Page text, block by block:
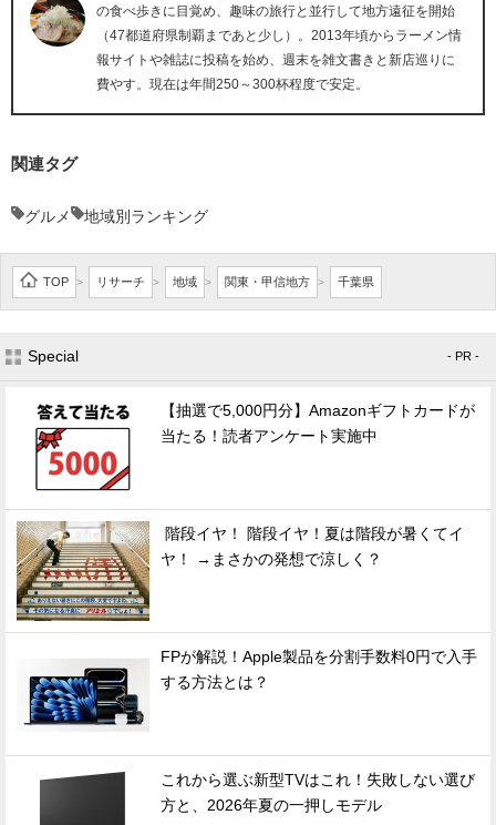
の食べ歩きに目覚め、趣味の旅行と並行して地方遠征を開始
（47都道府県制覇まであと少し）。2013年頃からラーメン情
報サイトや雑誌に投稿を始め、週末を雑文書きと新店巡りに
費やす。現在は年間250～300杯程度で安定。
関連タグ
グルメ 地域別ランキング
TOP > リサーチ > 地域 > 関東・甲信地方 > 千葉県
Special - PR -
【抽選で5,000円分】Amazonギフトカードが
当たる！読者アンケート実施中
階段イヤ！ 階段イヤ！夏は階段が暑くてイ
ヤ！ →まさかの発想で涼しく？
FPが解説！Apple製品を分割手数料0円で入手
する方法とは？
これから選ぶ新型TVはこれ！失敗しない選び
方と、2026年夏の一押しモデル